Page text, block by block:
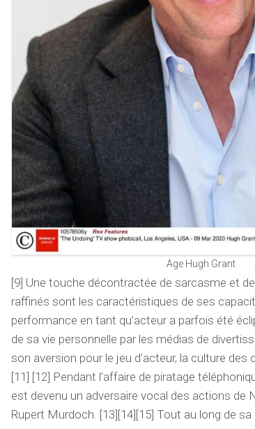
Age Hugh Grant
[9] Une touche décontractée de sarcasme et
raffinés sont les caractéristiques de ses
performance en tant qu’acteur a parfois été
de sa vie personnelle par les médias de
son aversion pour le jeu d’acteur, la culture des
[11] [12] Pendant l’affaire de piratage
est devenu un adversaire vocal des actions de
Rupert Murdoch. [13][14][15] Tout au long de sa